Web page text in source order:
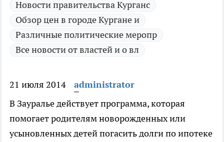
Новости правительства Курганс
Обзор цен в городе Кургане и
Различные политические меропр
Все новости от властей и о вл
21 июля 2014
administrator
В Зауралье действует программа, которая
помогает родителям новорожденных или
усыновленных детей погасить долги по ипотеке